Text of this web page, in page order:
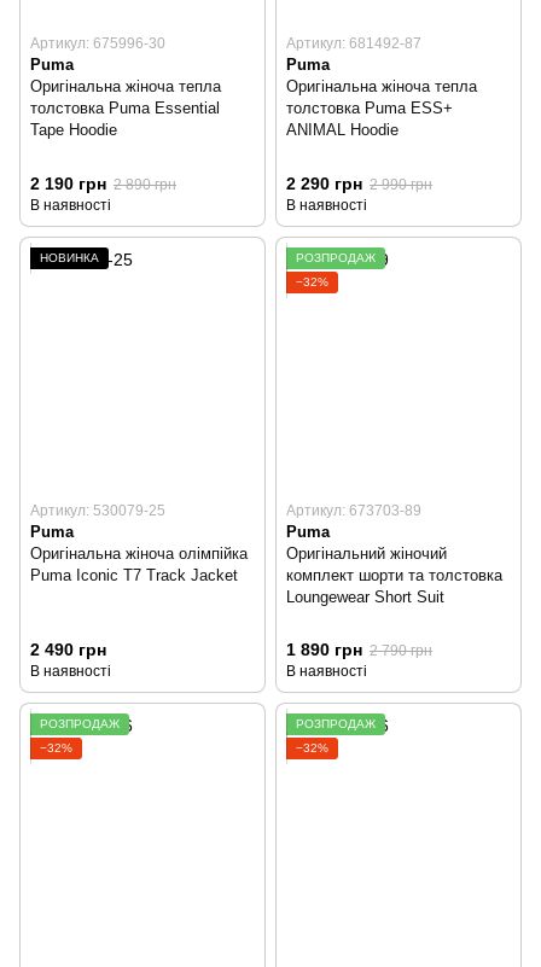
Артикул: 675996-30
Puma
Оригінальна жіноча тепла
толстовка Puma Essential
Tape Hoodie
2 190 грн 2 890 грн
В наявності
Артикул: 681492-87
Puma
Оригінальна жіноча тепла
толстовка Puma ESS+
ANIMAL Hoodie
2 290 грн 2 990 грн
В наявності
НОВИНКА
Артикул: 530079-25
Puma
Оригінальна жіноча олімпійка
Puma Iconic T7 Track Jacket
2 490 грн
В наявності
РОЗПРОДАЖ
−32%
Артикул: 673703-89
Puma
Оригінальний жіночий
комплект шорти та толстовка
Loungewear Short Suit
1 890 грн 2 790 грн
В наявності
РОЗПРОДАЖ
−32%
РОЗПРОДАЖ
−32%